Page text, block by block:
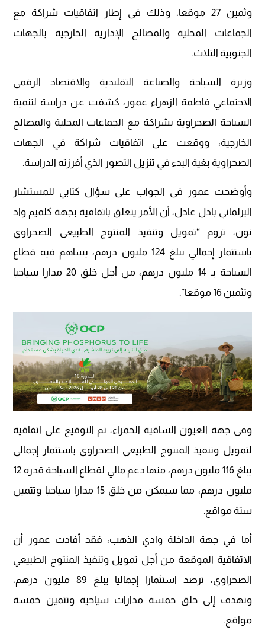
وثمين 27 موقعا، وذلك في إطار اتفاقيات شراكة مع
الجماعات المحلية والمصالح الإدارية الخارجية بالجهات
الجنوبية الثلاث.
وزيرة السياحة والصناعة التقليدية والاقتصاد الرقمي
الاجتماعي فاطمة الزهراء عمور، كشفت عن دراسة لتنمية
السياحة الصحراوية بشراكة مع الجماعات المحلية والمصالح
الخارجية، ووقعت على اتفاقيات شراكة في الجهات
الصحراوية بغية البدء في تنزيل التصور الذي أفرزته الدراسة.
وأوضحت عمور في الجواب على سؤال كتابي للمستشار
البرلماني بادل عادل، أن الأمر يتعلق باتفاقية بجهة كلميم واد
نون، تروم “تمويل وتنفيذ المنتوج الطبيعي الصحراوي
باستثمار إجمالي يبلغ 124 مليون درهم، يساهم فيه قطاع
السياحة بـ 14 مليون درهم، من أجل خلق 20 مدارا سياحيا
وتثمين 16 موقعا”.
وفي جهة العيون الساقية الحمراء، تم التوقيع على اتفاقية
لتمويل وتنفيذ المنتوج الطبيعي الصحراوي باستثمار إجمالي
يبلغ 116 مليون درهم، منها دعم مالي لقطاع السياحة قدره 12
مليون درهم، مما سيمكن من خلق 15 مدارا سياحيا وتثمين
ستة مواقع.
أما في جهة الداخلة وادي الذهب، فقد أفادت عمور أن
الاتفاقية الموقعة من أجل تمويل وتنفيذ المنتوج الطبيعي
الصحراوي، ترصد استثمارا إجماليا يبلغ 89 مليون درهم،
وتهدف إلى خلق خمسة مدارات سياحية وتثمين خمسة
مواقع.